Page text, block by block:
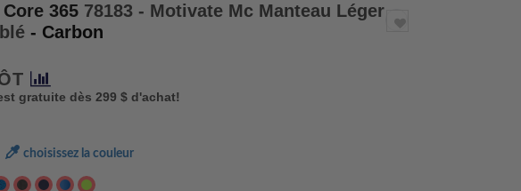
Core 365 78183 - Motivate Mc Manteau Léger
- Carbon
gratuite dès 299 $ d'achat!
choisissez la couleur